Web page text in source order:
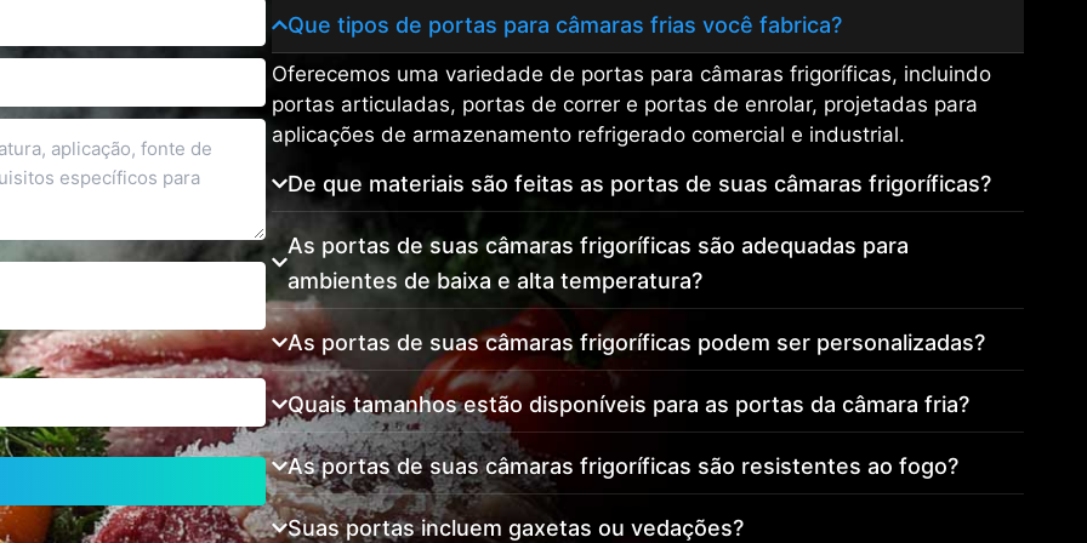
Que tipos de portas para câmaras frias você fabrica?
Oferecemos uma variedade de portas para câmaras frigoríficas, incluindo
portas articuladas, portas de correr e portas de enrolar, projetadas para
aplicações de armazenamento refrigerado comercial e industrial.
De que materiais são feitas as portas de suas câmaras frigoríficas?
As portas de suas câmaras frigoríficas são adequadas para
ambientes de baixa e alta temperatura?
As portas de suas câmaras frigoríficas podem ser personalizadas?
Quais tamanhos estão disponíveis para as portas da câmara fria?
As portas de suas câmaras frigoríficas são resistentes ao fogo?
Suas portas incluem gaxetas ou vedações?